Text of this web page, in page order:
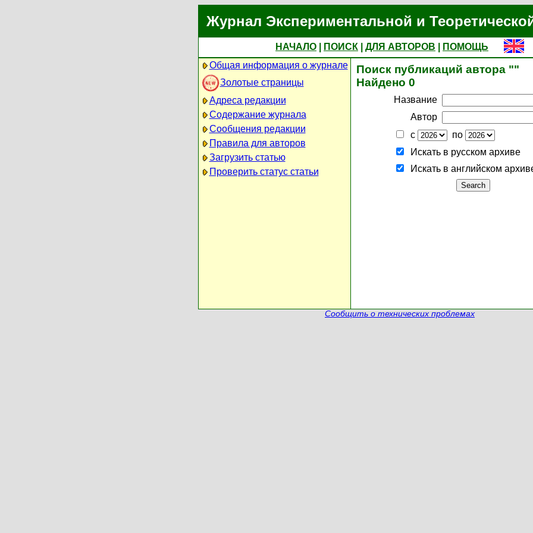
Журнал Экспериментальной и
НАЧАЛО ПОИСК ДЛЯ АВТОРОВ
ПОМОЩЬ
Общая информация о журнале
Золотые страницы
Адреса редакции
Содержание журнала
Сообщения редакции
Правила для авторов
Загрузить статью
Проверить статус статьи
Поиск публикаций автора ""
Найдено 0
Название
Автор
с
по
Искать в русском архиве
Искать в английском
Сообщить о технических проблемах